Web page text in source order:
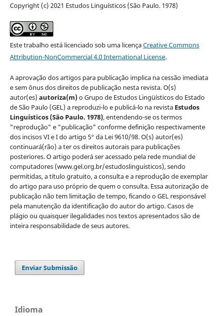
Copyright (c) 2021 Estudos Linguísticos (São Paulo. 1978)
Este trabalho está licenciado sob uma licençaCreative Commons
Attribution-NonCommercial 4.0 International License.
A aprovação dos artigos para publicação implica na cessão imediata
e sem ônus dos direitos de publicação nesta revista. O(s)
autor(es) autoriza(m)o Grupo de Estudos Lingüísticos do Estado
de São Paulo (GEL) a reproduzi-lo e publicá-lo na revista Estudos
Linguísticos(São Paulo. 1978), entendendo-se os termos
"reprodução" e "publicação" conforme definição respectivamente
dos incisos VI e I do artigo 5° da Lei 9610/98. O(s) autor(es)
continuará(rão) a ter os direitos autorais para publicações
posteriores. O artigo poderá ser acessado pela rede mundial de
computadores (www.gel.org.br/estudoslinguisticos), sendo
permitidas, a título gratuito, a consulta e a reprodução de exemplar
do artigo para uso próprio de quem o consulta. Essa autorização de
publicação não tem limitação de tempo, ficando o GEL responsável
pela manutenção da identificação do autor do artigo. Casos de
plágio ou quaisquer ilegalidades nos textos apresentados são de
inteira responsabilidade de seus autores.
Enviar Submissão
Idioma